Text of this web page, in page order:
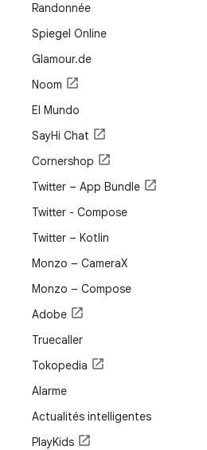
Randonnée
Spiegel Online
Glamour.de
Noom
El Mundo
SayHi Chat
Cornershop
Twitter – App Bundle
Twitter - Compose
Twitter – Kotlin
Monzo – CameraX
Monzo – Compose
Adobe
Truecaller
Tokopedia
Alarme
Actualités intelligentes
PlayKids